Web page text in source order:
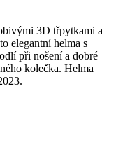
3D třpytkami a
elegantní helma s
při nošení a dobré
kolečka. Helma